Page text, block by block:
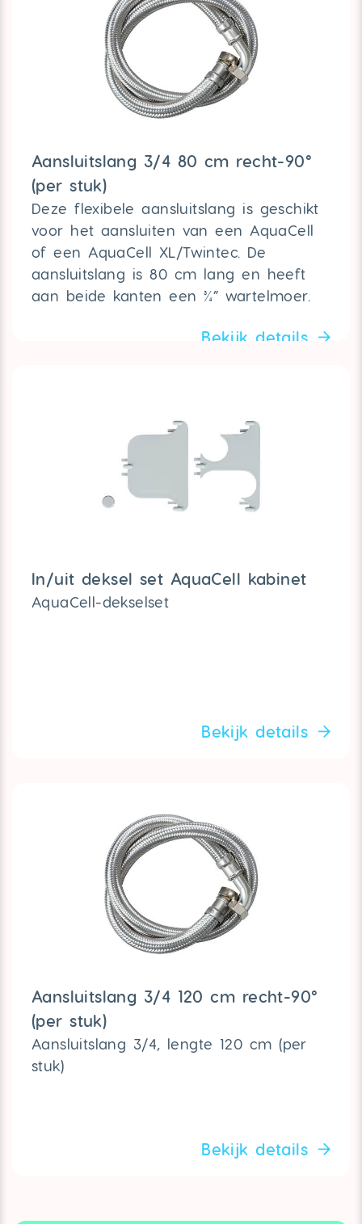
Aansluitslang 3/4 80 cm recht-90°
(per stuk)
Deze flexibele aansluitslang is geschikt
voor het aansluiten van een AquaCell
of een AquaCell XL/Twintec. De
aansluitslang is 80 cm lang en heeft
aan beide kanten een ¾” wartelmoer.
Bekijk details
In/uit deksel set AquaCell kabinet
AquaCell-dekselset
Bekijk details
Aansluitslang 3/4 120 cm recht-90°
(per stuk)
Aansluitslang 3/4, lengte 120 cm (per
stuk)
Bekijk details